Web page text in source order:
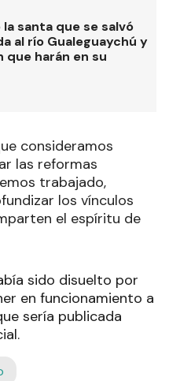
santa que se salvó
al río Gualeguaychú y
que harán en su
consideramos
las reformas
trabajado,
los vínculos
el espíritu de
sido disuelto por
en funcionamiento a
sería publicada